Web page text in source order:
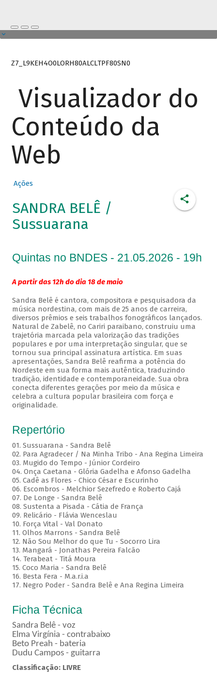
Z7_L9KEH4O0LORH80ALCLTPF80SN0
Visualizador do
Conteúdo da
Web
Ações
SANDRA BELÊ /
Sussuarana
Quintas no BNDES - 21.05.2026 - 19h
A partir das 12h do dia 18 de maio
Sandra Belê é cantora, compositora e pesquisadora da
música nordestina, com mais de 25 anos de carreira,
diversos prêmios e seis trabalhos fonográficos lançados.
Natural de Zabelê, no Cariri paraibano, construiu uma
trajetória marcada pela valorização das tradições
populares e por uma interpretação singular, que se
tornou sua principal assinatura artística. Em suas
apresentações, Sandra Belê reafirma a potência do
Nordeste em sua forma mais autêntica, traduzindo
tradição, identidade e contemporaneidade. Sua obra
conecta diferentes gerações por meio da música e
celebra a cultura popular brasileira com força e
originalidade.
Repertório
01. Sussuarana - Sandra Belê
02. Para Agradecer / Na Minha Tribo - Ana Regina Limeira
03. Mugido do Tempo - Júnior Cordeiro
04. Onça Caetana - Glória Gadelha e Afonso Gadelha
05. Cadê as Flores - Chico César e Escurinho
06. Escombros - Melchior Sezefredo e Roberto Cajá
07. De Longe - Sandra Belê
08. Sustenta a Pisada - Cátia de França
09. Relicário - Flávia Wenceslau
10. Força Vital - Val Donato
11. Olhos Marrons - Sandra Belê
12. Não Sou Melhor do que Tu - Socorro Lira
13. Mangará - Jonathas Pereira Falcão
14. Terabeat - Titá Moura
15. Coco Maria - Sandra Belê
16. Besta Fera - M.a.r.i.a
17. Negro Poder - Sandra Belê e Ana Regina Limeira
Ficha Técnica
Sandra Belê - voz
Elma Virgínia - contrabaixo
Beto Preah - bateria
Dudu Campos - guitarra
Classificação: LIVRE